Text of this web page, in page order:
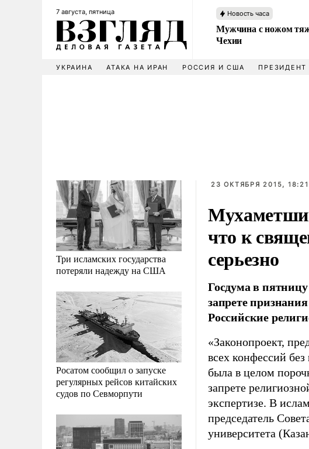
7 августа, пятница Новость часа
Мужчина с ножом
Чехии
УКРАИНА АТАКА НА ИРАН РОССИЯ И США ПРЕЗИДЕНТ
Три исламских государства
потеряли надежду на США
Росатом сообщил о запуске
регулярных рейсов китайских
судов по Севморпути
23 ОКТЯБРЯ 2015, 18:21
что к
серьезно
Госдума в
запрете
Российские
«Законопроект,
всех конфессий
была в целом
запрете
экспертизе. В
председатель
университета